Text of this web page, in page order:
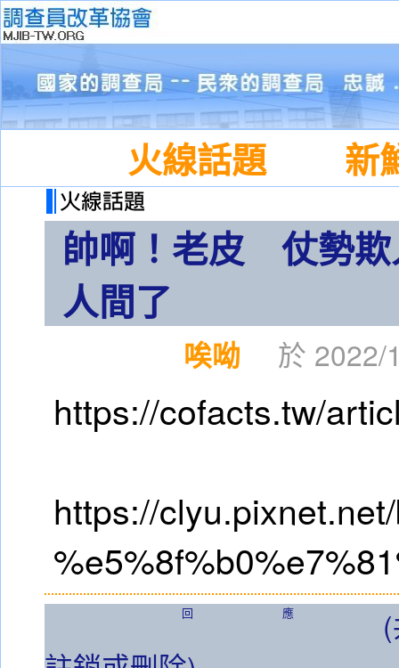
火線話題 新
帥啊！老皮 仗勢欺
人間了
唉呦 於 2022/
https://cofacts.tw/
https://
回應